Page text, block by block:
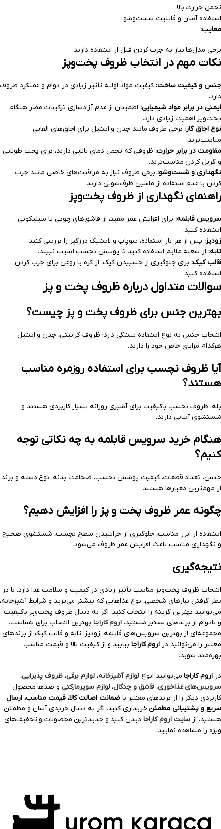
تحمل حرارت بالا
استفاده آسان و قابلیت شست‌وشو
معایب:
برخی مدل‌ها نیاز به چرب کردن قبل از استفاده دارند
نکات مهم در انتخاب ظروف پخت‌وپز
جنس و کیفیت ساخت:کیفیت مواد اولیه تأثیر زیادی در دوام و عملکرد ظروف
دارد.
ایمنی در برابر مواد شیمیایی: اطمینان از عدم آزادسازی ترکیبات مضر هنگام
پخت‌وپز اهمیت زیادی دارد.
نوع اجاق گاز: برخی ظروف مانند چدن و استیل برای اجاق‌های القایی
مناسب‌ترند.
مقاومت در برابر حرارت: ظروفی که تحمل دمای بالایی دارند، برای پخت طولانی
و گریل کردن مناسب‌ترند.
نگهداری و شست‌وشو: برخی ظروف نیاز به مراقبت‌های خاصی مانند چرب
کردن یا عدم استفاده از ماشین ظرف‌شویی دارند.
راهنمای نگهداری از ظروف پخت‌وپز
سرویس قابلمه: برای افزایش عمر مفید، از قاشق‌های چوبی یا سیلیکونی
استفاده کنید.
زودپز: پس از هر بار استفاده، سوپاپ و لاستیک درزگیر را بررسی کنید.
تابه: از شعله ملایم استفاده کنید تا پوشش نچسب آسیب نبیند.
قالب کیک: برای جلوگیری از چسبیدن کیک، از کره یا روغن برای چرب کردن
استفاده کنید.
سوالات متداول درباره ظروف پخت و پز
بهترین جنس برای ظروف پخت و پز چیست؟
انتخاب جنس به نوع استفاده بستگی دارد؛ ظروف گرانیتی، چدن و استیل
هرکدام مزایای خاص خود را دارند.
آیا ظروف نچسب برای استفاده روزمره مناسب
هستند؟
بله، ظروف نچسب باکیفیت برای آشپزی روزانه بسیار کاربردی هستند و
شستشوی آسانی دارند.
هنگام خرید سرویس قابلمه به چه نکاتی توجه
کنیم؟
جنس، تعداد قطعات، کیفیت پوشش نچسب، ضخامت بدنه، نوع دسته و برند
از مهم‌ترین معیارها هستند.
چگونه عمر ظروف پخت و پز را افزایش دهیم؟
استفاده از ابزار مناسب، جلوگیری از خراشیدن سطح نچسب، شستشوی صحیح
و نگهداری مناسب باعث افزایش عمر ظروف می‌شود.
نتیجه‌گیری
انتخاب ظروف پخت‌وپز مناسب تأثیر زیادی در کیفیت و سلامت غذا دارد. با در
نظر گرفتن نیازهای شخصی، نوع غذاهایی که بیشتر می‌پزید و شرایط آشپزخانه،
می‌توانید بهترین گزینه را انتخاب کنید. اگر به دنبال ظروف پخت‌وپز باکیفیت
و بادوام از برندهای معتبر هستید، اروم کاراجا بهترین انتخاب برای شماست.
مجموعه‌ای از بهترین سرویس‌های قابلمه، زودپز، تابه و قالب کیک از برندهای
معتبر را می‌توانید در اروم کاراجا بیابید و از کیفیت بالا و قیمت مناسب
بهره‌مند شوید.
در اروم کاراجا می‌توانید انواع لوازم آشپزخانه، لوازم برقی، ظروف پذیرایی،
سرویس‌های غذاخوری، قاشق و چنگال، لوازم سوپرمارکتی و صدها محصول
کاربردی دیگر را از برندهای معتبر با ضمانت اصالت کالا، قیمت مناسب، ارسال
سریع و پشتیبانی مطمئن خریداری کنید. اگر به دنبال خریدی آسان و مطمئن
هستید، از سایت اروم کاراجا دیدن کنید و جدیدترین محصولات و تخفیف‌های
ویژه را مشاهده نمایید.